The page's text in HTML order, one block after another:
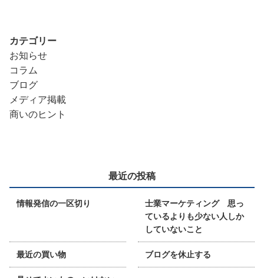
カテゴリー
お知らせ
コラム
ブログ
メディア掲載
商いのヒント
最近の投稿
情報発信の一区切り
士業マーケティング 思っ
ているよりも少ない人しか
していないこと
最近の買い物 ブログを休止する